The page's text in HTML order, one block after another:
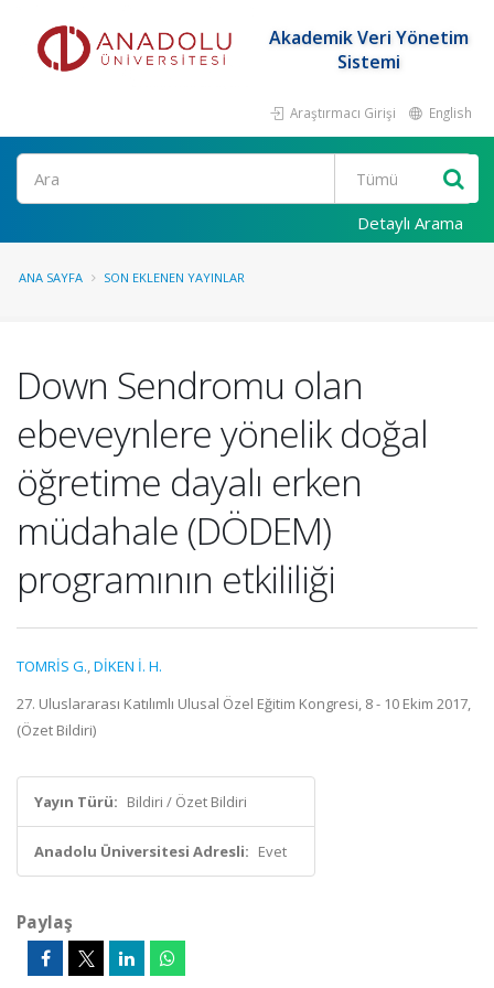
Akademik Veri Yönetim
Sistemi
Araştırmacı Girişi English
Ara
Detaylı Arama
ANA SAYFA SON EKLENEN YAYINLAR
Down Sendromu olan
ebeveynlere yönelik doğal
öğretime dayalı erken
müdahale (DÖDEM)
programının etkililiği
TOMRİS G.,DİKEN İ. H.
27. Uluslararası Katılımlı Ulusal Özel Eğitim Kongresi, 8 - 10 Ekim 2017,
(Özet Bildiri)
Yayın Türü: Bildiri / Özet Bildiri
Anadolu Üniversitesi Adresli: Evet
Paylaş